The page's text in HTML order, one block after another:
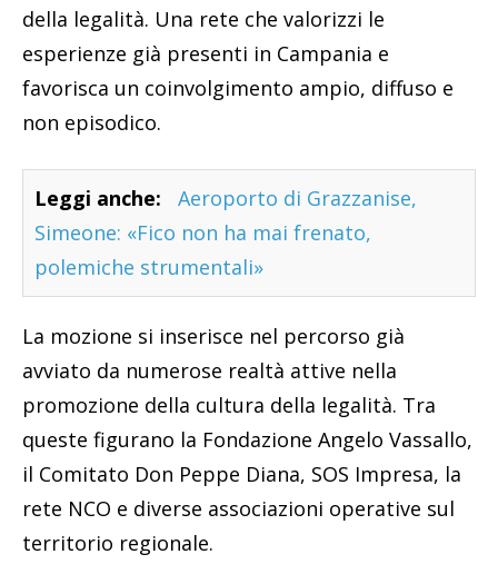
della legalità. Una rete che valorizzi le
esperienze già presenti in Campania e
favorisca un coinvolgimento ampio, diffuso e
non episodico.
Leggi anche:
Aeroporto di Grazzanise,
Simeone: «Fico non ha mai frenato,
polemiche strumentali»
La mozione si inserisce nel percorso già
avviato da numerose realtà attive nella
promozione della cultura della legalità. Tra
queste figurano la Fondazione Angelo Vassallo,
il Comitato Don Peppe Diana, SOS Impresa, la
rete NCO e diverse associazioni operative sul
territorio regionale.